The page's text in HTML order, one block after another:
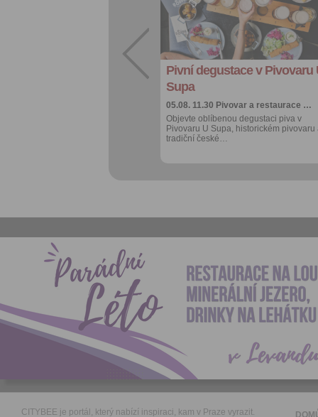
Pivní degustace v Pivovaru
Supa
05.08. 11.30 Pivovar a restaurace …
Objevte oblíbenou degustaci piva v
Pivovaru U Supa, historickém pivovaru
tradiční české…
Sdílet:
Facebook
export do
kalendáře
Více výhod pro
CITYBEE je portál, který nabízí inspiraci, kam v Praze vyrazit.